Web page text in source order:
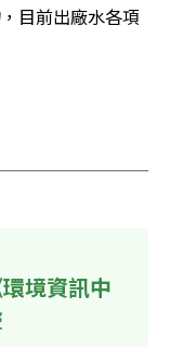
目前出廠水各項
境資訊中